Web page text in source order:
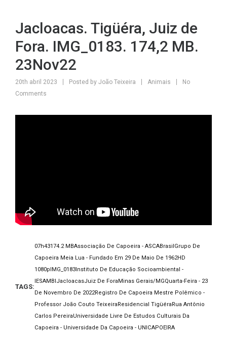
Jacloacas. Tigüéra, Juiz de
Fora. IMG_0183. 174,2 MB.
23Nov22
20th abril 2023 Posted by João Teixeira Animais
No
Comments
TAGS:
07h43174.2 MBAssociação De Capoeira - ASCABrasil Grupo De
Capoeira Meia Lua - Fundado Em 29 De Maio De 1962HD
1080p IMG_0183 Instituto De Educação Socioambiental -
IESAMBI JacloacasJuiz De Fora Minas Gerais/MGQuarta-Feira - 23
De Novembro De 2022Registro De Capoeira Mestre Polêmico -
Professor João Couto Teixeira Residencial Tigüéra Rua Antônio
Carlos PereiraUniversidade Livre De Estudos Culturais Da
Capoeira - Universidade Da Capoeira - UNICAPOEIRA